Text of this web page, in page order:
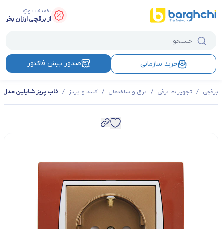
تخفیفات ویژه
از برقچی ارزان بخر
خرید سازمانی صدور پیش فاکتور
برقچی / تجهیزات برقی / برق و ساختمان / کلید و پریز / قاب پریز شایلین مدل